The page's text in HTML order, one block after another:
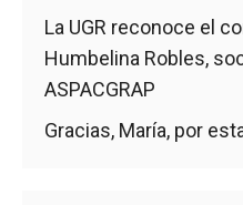
La UGR reconoce el
Humbelina Robles,
ASPACGRAP
Gracias, María, por